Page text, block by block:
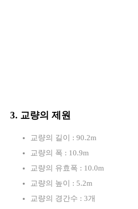
3. 교량의 제원
교량의 길이 : 90.2m
교량의 폭 : 10.9m
교량의 유효폭 : 10.0m
교량의 높이 : 5.2m
교량의 경간수 : 3개